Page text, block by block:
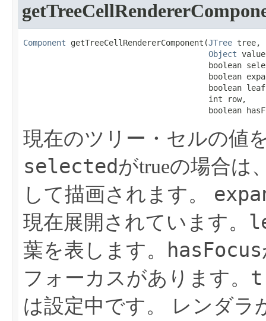
Component getTreeCellRendererComponent​(JTree tree,
Object
boolean
boolean
boolean
                                       int row,
boolean
現在のツリー・セルの値
selectedがtrueの場合は
して描画されます。
現在展開されています。
葉を表します。 hasFocus
フォーカスがあります。
は設定中です。 レンダラ